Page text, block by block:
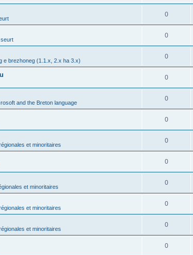
0
0
e brezhoneg (1.1.x, 2.x ha 3.x)
0
0
and the Breton language
0
0
et minoritaires
0
0
et minoritaires
0
et minoritaires
0
et minoritaires
0
0